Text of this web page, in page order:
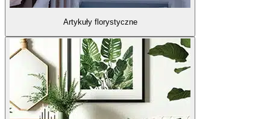
Artykuły florystyczne